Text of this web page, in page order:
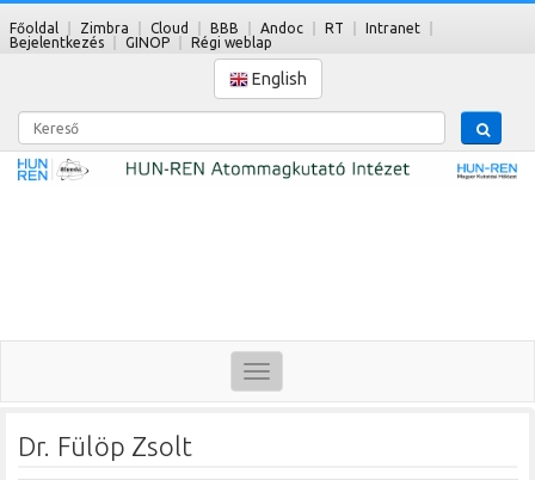
Főoldal Zimbra Cloud BBB Andoc RT
Intranet
Bejelentkezés
GINOP Régi weblap
English
Kereső
Toggle
navigation
Dr. Fülöp Zsolt